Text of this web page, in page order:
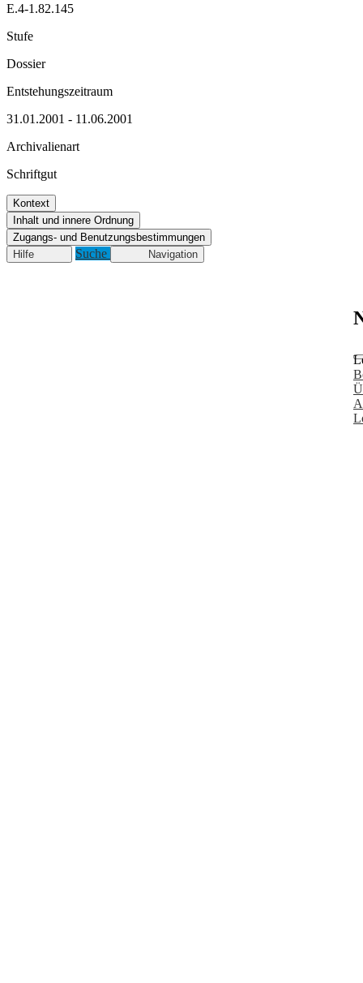
E.4-1.82.145
Stufe
Dossier
Entstehungszeitraum
31.01.2001 - 11.06.2001
Archivalienart
Schriftgut
Kontext
Inhalt und innere Ordnung
Zugangs- und Benutzungsbestimmungen
Hilfe
Suche Navigation